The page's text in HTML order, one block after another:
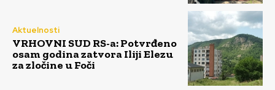
Aktuelnosti
VRHOVNI SUD RS-a: Potvrđeno
osam godina zatvora Iliji Elezu
za zločine u Foči